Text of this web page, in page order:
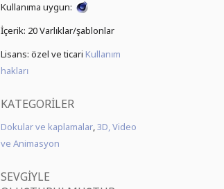
Kullanıma uygun:
İçerik: 20 Varlıklar/şablonlar
Lisans: özel ve ticari Kullanım
hakları
KATEGORILER
Dokular ve kaplamalar,3D, Video
ve Animasyon
SEVGIYLE